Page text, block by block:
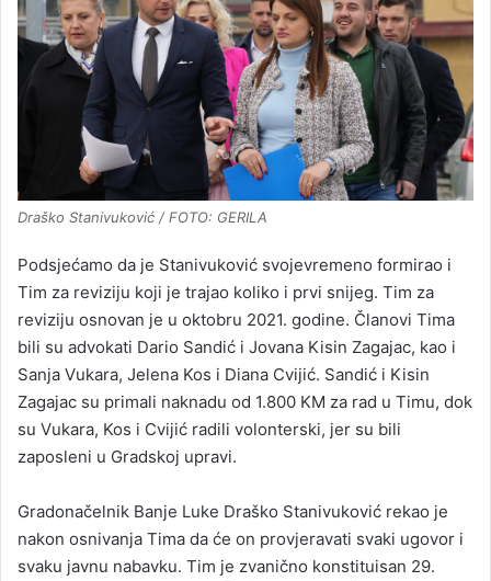
Draško Stanivuković / FOTO: GERILA
Podsjećamo da je Stanivuković svojevremeno formirao i
Tim za reviziju koji je trajao koliko i prvi snijeg. Tim za
reviziju osnovan je u oktobru 2021. godine. Članovi Tima
bili su advokati Dario Sandić i Jovana Kisin Zagajac, kao i
Sanja Vukara, Jelena Kos i Diana Cvijić. Sandić i Kisin
Zagajac su primali naknadu od 1.800 KM za rad u Timu, dok
su Vukara, Kos i Cvijić radili volonterski, jer su bili
zaposleni u Gradskoj upravi.
Gradonačelnik Banje Luke Draško Stanivuković rekao je
nakon osnivanja Tima da će on provjeravati svaki ugovor i
svaku javnu nabavku. Tim je zvanično konstituisan 29.